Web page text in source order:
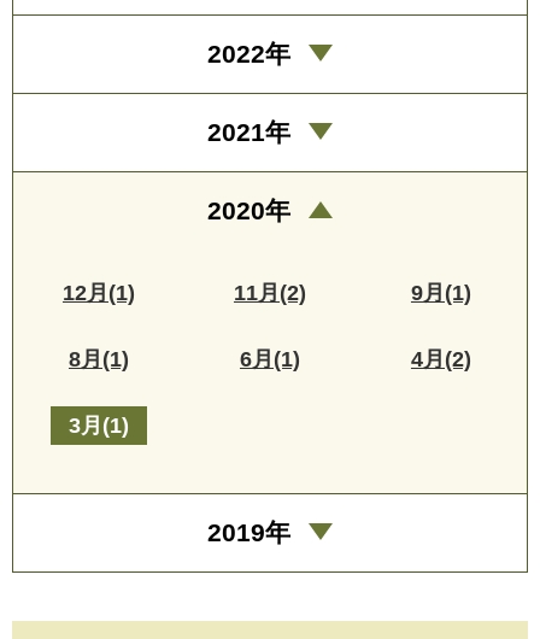
2022年
2021年
2020年
12月(1) 11月(2) 9月(1)
8月(1) 6月(1) 4月(2)
3月(1)
2019年